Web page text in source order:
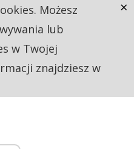
Możesz
lub
w Twojej
znajdziesz w
×